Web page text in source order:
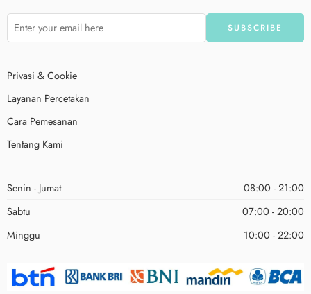
Privasi & Cookie
Layanan Percetakan
Cara Pemesanan
Tentang Kami
Senin - Jumat
08:00 - 21:00
Sabtu
07:00 - 20:00
Minggu
10:00 - 22:00